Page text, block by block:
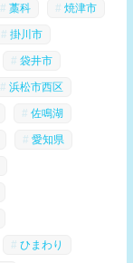
藁科 焼津市
掛川市
袋井市
浜松市西区
佐鳴湖
愛知県
ひまわり